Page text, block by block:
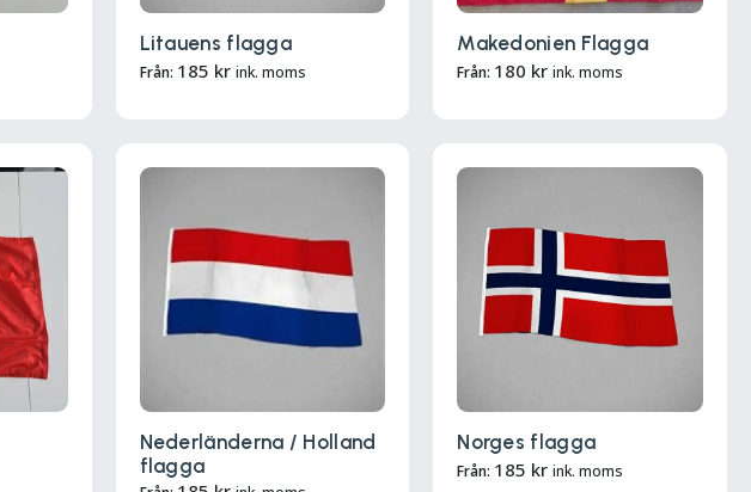
Litauens flagga
Från: 185 kr ink. moms
Makedonien Flagga
Från: 180 kr ink. moms
Nederländerna / Holland
flagga
Norges flagga
Från: 185 kr ink. moms